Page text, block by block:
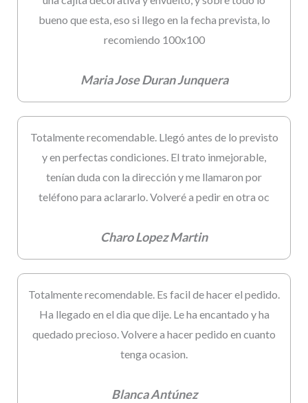
bueno que esta, eso si llego en la fecha prevista, lo
recomiendo 100x100
Maria Jose Duran Junquera
Totalmente recomendable. Llegó antes de lo previsto
y en perfectas condiciones. El trato inmejorable,
tenían duda con la dirección y me llamaron por
teléfono para aclararlo. Volveré a pedir en otra oc
Charo Lopez Martin
Totalmente recomendable. Es facil de hacer el pedido.
Ha llegado en el dia que dije. Le ha encantado y ha
quedado precioso. Volvere a hacer pedido en cuanto
tenga ocasion.
Blanca Antúnez